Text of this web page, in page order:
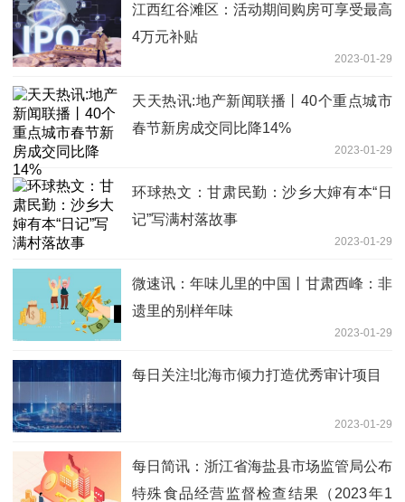
江西红谷滩区：活动期间购房可享受最高
4万元补贴
2023-01-29
天天热讯:地产新闻联播丨40个重点城市
春节新房成交同比降14%
2023-01-29
环球热文：甘肃民勤：沙乡大婶有本“日
记”写满村落故事
2023-01-29
微速讯：年味儿里的中国丨甘肃西峰：非
遗里的别样年味
2023-01-29
每日关注!北海市倾力打造优秀审计项目
2023-01-29
每日简讯：浙江省海盐县市场监管局公布
特殊食品经营监督检查结果（2023年1